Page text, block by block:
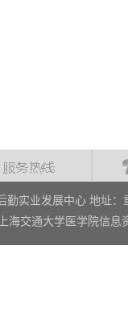
勤实业发展中心 地址：
海交通大学医学院信息